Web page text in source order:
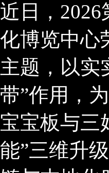
近日，
化博览中心
主题，以实
带”作用，
宝宝板与三
能”三维升